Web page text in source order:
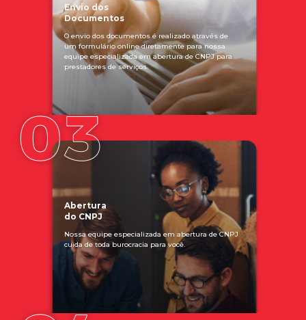
Envio dos
Documentos
O envio dos documentos é realizado através de
um formulário online diretamente para nossa
equipe especializada em abertura de CNPJ para
prestadores de serviços.
Abertura
do CNPJ
Nossa equipe especializada em abertura de CNPJ
cuida de toda burocracia para você.